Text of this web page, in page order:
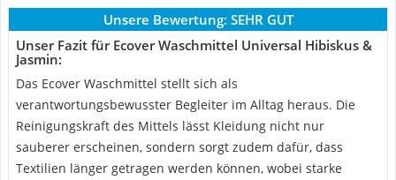
Unsere Bewertung: SEHR GUT
Unser Fazit für Ecover Waschmittel Universal Hibiskus &
Jasmin:
Das Ecover Waschmittel stellt sich als
verantwortungsbewusster Begleiter im Alltag heraus. Die
Reinigungskraft des Mittels lässt Kleidung nicht nur
sauberer erscheinen, sondern sorgt zudem dafür, dass
Textilien länger getragen werden können, wobei starke